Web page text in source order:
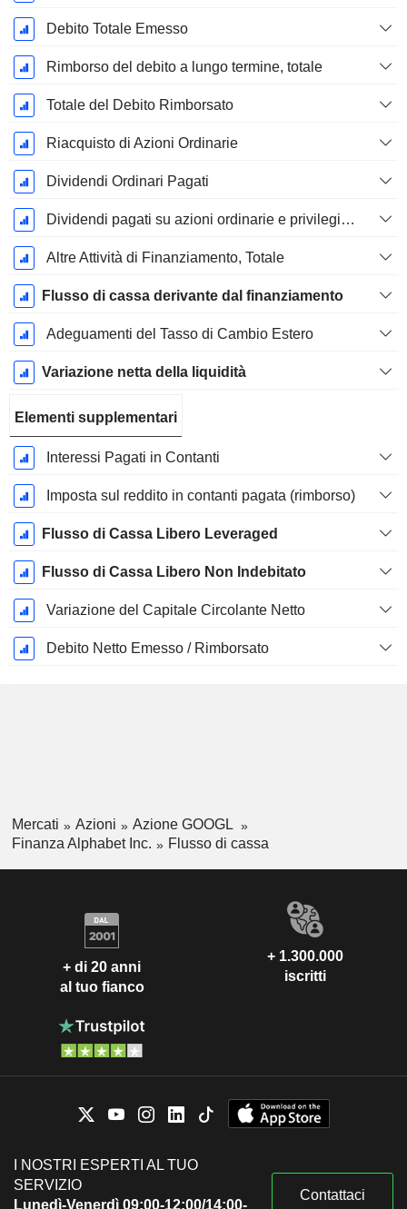
Debito Totale Emesso
Rimborso del debito a lungo termine, totale
Totale del Debito Rimborsato
Riacquisto di Azioni Ordinarie
Dividendi Ordinari Pagati
Dividendi pagati su azioni ordinarie e privilegiate
Altre Attività di Finanziamento, Totale
Flusso di cassa derivante dal finanziamento
Adeguamenti del Tasso di Cambio Estero
Variazione netta della liquidità
Elementi supplementari
Interessi Pagati in Contanti
Imposta sul reddito in contanti pagata (rimborso)
Flusso di Cassa Libero Leveraged
Flusso di Cassa Libero Non Indebitato
Variazione del Capitale Circolante Netto
Debito Netto Emesso / Rimborsato
Mercati Azioni
Azione GOOGL
Finanza Alphabet Inc.
Flusso di cassa
+ di 20 anni
al tuo fianco
+ 1.300.000
iscritti
I NOSTRI ESPERTI AL TUO
SERVIZIO
Lunedì-Venerdì 09:00-12:00/14:00-
Contattaci